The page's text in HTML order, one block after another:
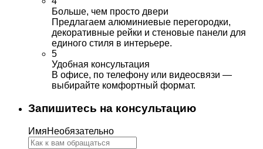
Больше, чем просто двери
Предлагаем алюминиевые перегородки,
декоративные рейки и стеновые панели для
единого стиля в интерьере.
5
Удобная консультация
В офисе, по телефону или видеосвязи —
выбирайте комфортный формат.
Запишитесь на консультацию
ИмяНеобязательно